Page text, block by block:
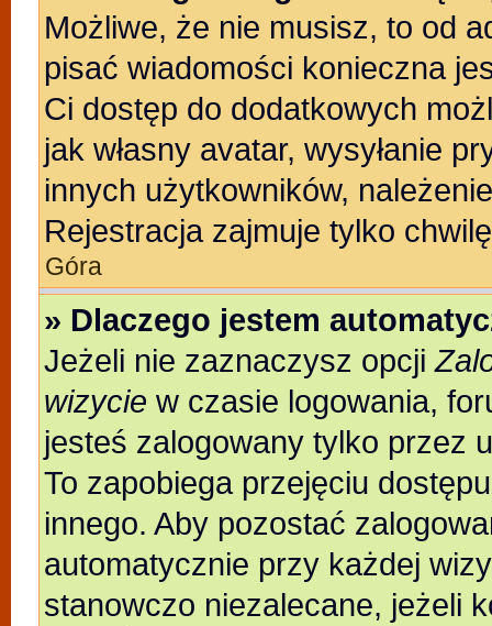
Możliwe, że nie musisz, to od
pisać wiadomości konieczna
Ci dostęp do dodatkowych
jak własny avatar, wysyłanie
innych użytkowników,
Rejestracja zajmuje tylko
Góra
» Dlaczego jestem
Jeżeli nie zaznaczysz opcji
wizycie w czasie logowania,
jesteś zalogowany tylko przez
To zapobiega przejęciu
innego. Aby pozostać
automatycznie przy każdej
stanowczo niezalecane, jeżeli